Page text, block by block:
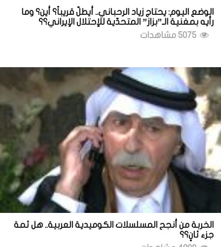
الوضع اليوم: يحتاج زياد الرحباني.. أيطلّ قريباً؟ أين؟ وما
رأيه بمغنية الـ”بزاز” المتحدّية للإحتلال الإيراني؟؟
الخربة من أنجح المسلسلات الكوميدية العربية.. هل ثمة
جزء ثانٍ؟؟